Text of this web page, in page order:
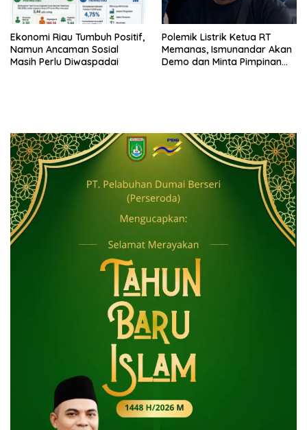
Ekonomi Riau Tumbuh Positif,
Namun Ancaman Sosial
Masih Perlu Diwaspadai
Polemik Listrik Ketua RT
Memanas, Ismunandar Akan
Demo dan Minta Pimpinan